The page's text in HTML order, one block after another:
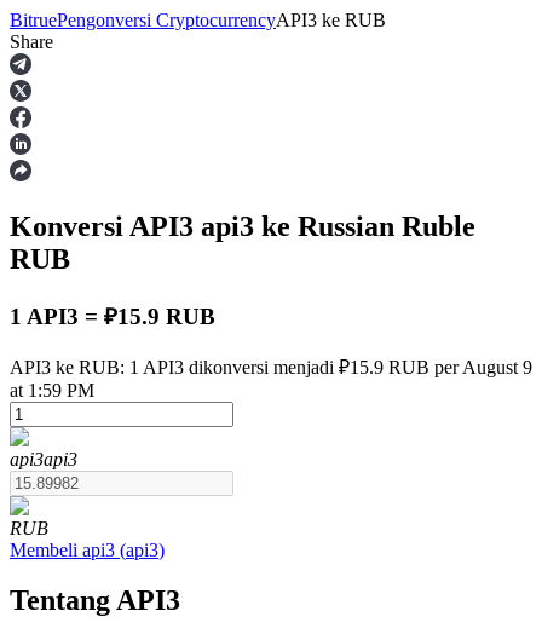
Berjangka
USDT Berjangka
Kontrak berjangka menggunakan USDT sebagai jaminannya
BitruePengonversi CryptocurrencyAPI3 ke RUB
Share
Konversi API3 api3 ke Russian Ruble
RUB
1 API3 = ₽15.9 RUB
API3 ke RUB: 1 API3 dikonversi menjadi ₽15.9 RUB per August 9
at 1:59 PM
api3api3
RUB
Membeli api3 (api3)
Tentang API3